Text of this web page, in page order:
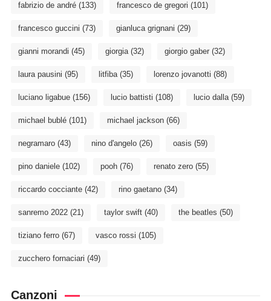
fabrizio de andré(133) francesco de gregori (101)
francesco guccini (73) gianluca grignani (29)
gianni morandi (45) giorgia(32) giorgio gaber(32)
laura pausini (95) litfiba(35) lorenzo jovanotti (88)
luciano ligabue(156) lucio battisti (108) lucio dalla(59)
michael bublé(101) michael jackson(66)
negramaro(43) nino d'angelo(26) oasis (59)
pino daniele(102) pooh(76) renato zero(55)
riccardo cocciante(42) rino gaetano(34)
sanremo 2022(21) taylor swift(40) the beatles (50)
tiziano ferro(67) vasco rossi (105)
zucchero fornaciari (49)
Canzoni